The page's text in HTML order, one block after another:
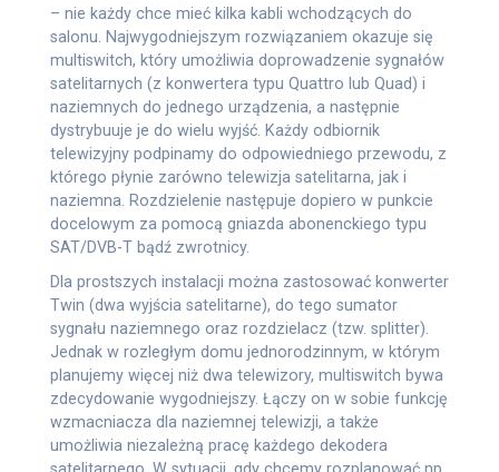
– nie każdy chce mieć kilka kabli wchodzących do
salonu. Najwygodniejszym rozwiązaniem okazuje się
multiswitch, który umożliwia doprowadzenie sygnałów
satelitarnych (z konwertera typu Quattro lub Quad) i
naziemnych do jednego urządzenia, a następnie
dystrybuuje je do wielu wyjść. Każdy odbiornik
telewizyjny podpinamy do odpowiedniego przewodu, z
którego płynie zarówno telewizja satelitarna, jak i
naziemna. Rozdzielenie następuje dopiero w punkcie
docelowym za pomocą gniazda abonenckiego typu
SAT/DVB-T bądź zwrotnicy.
Dla prostszych instalacji można zastosować konwerter
Twin (dwa wyjścia satelitarne), do tego sumator
sygnału naziemnego oraz rozdzielacz (tzw. splitter).
Jednak w rozległym domu jednorodzinnym, w którym
planujemy więcej niż dwa telewizory, multiswitch bywa
zdecydowanie wygodniejszy. Łączy on w sobie funkcję
wzmacniacza dla naziemnej telewizji, a także
umożliwia niezależną pracę każdego dekodera
satelitarnego. W sytuacji, gdy chcemy rozplanować np.